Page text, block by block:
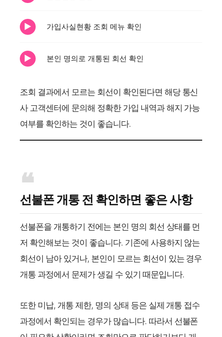
가입사실현황 조회 메뉴 확인
본인 명의로 개통된 회선 확인
조회 결과에서 모르는 회선이 확인된다면 해당 통신
사 고객센터에 문의해 정확한 가입 내역과 해지 가능
여부를 확인하는 것이 좋습니다.
선불폰 개통 전 확인하면 좋은 사항
선불폰을 개통하기 전에는 본인 명의 회선 상태를 먼
저 확인해보는 것이 좋습니다. 기존에 사용하지 않는
회선이 남아 있거나, 본인이 모르는 회선이 있는 경우
개통 과정에서 문제가 생길 수 있기 때문입니다.
또한 미납, 개통 제한, 명의 상태 등은 실제 개통 접수
과정에서 확인되는 경우가 많습니다. 따라서 선불폰